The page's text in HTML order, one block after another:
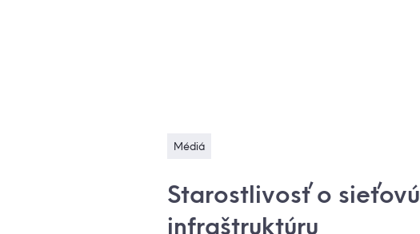
Médiá
Starostlivosť o sieťovú
infraštruktúru